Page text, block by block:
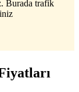
Burada trafik